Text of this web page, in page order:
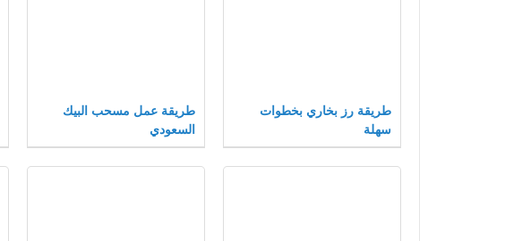
طريقة رز بخاري بخطوات
سهلة
طريقة عمل مسحب البيك
السعودي